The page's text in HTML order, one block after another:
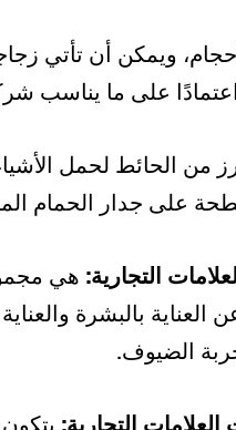
من الحائط لحمل
على جدار الحمام
التجارية: هي
عن العناية بالبشرة
الضيوف.
التجارية: